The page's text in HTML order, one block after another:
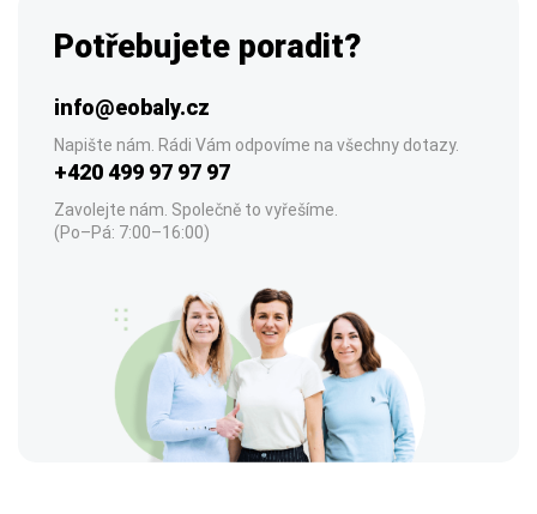
Potřebujete poradit?
info@eobaly.cz
Napište nám. Rádi Vám odpovíme na všechny dotazy.
+420 499 97 97 97
Zavolejte nám. Společně to vyřešíme.
(Po–Pá: 7:00–16:00)